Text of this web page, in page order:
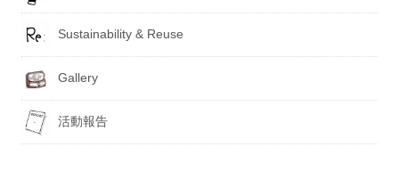
Sustainability & Reuse
Gallery
活動報告